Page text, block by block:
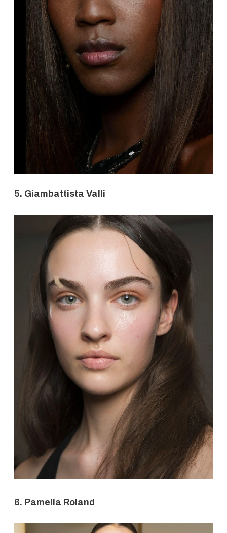
5. Giambattista Valli
6. Pamella Roland